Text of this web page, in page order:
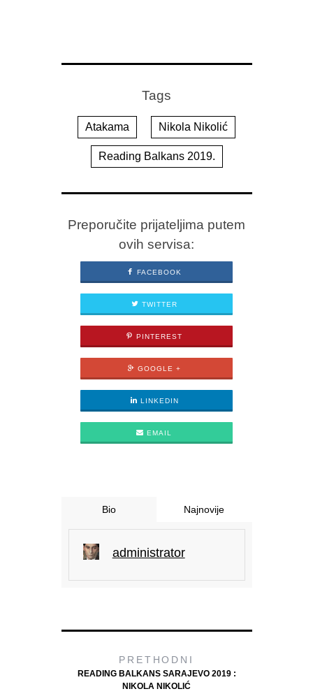
Tags
Atakama Nikola Nikolić
Reading Balkans 2019.
Preporučite prijateljima putem
ovih servisa:
FACEBOOK
TWITTER
PINTEREST
GOOGLE +
LINKEDIN
EMAIL
Bio Najnovije
administrator
PRETHODNI
READING BALKANS SARAJEVO 2019 :
NIKOLA NIKOLIĆ